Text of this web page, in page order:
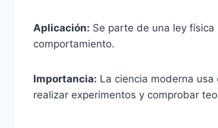
Aplicación: Se parte de una ley
comportamiento.
Importancia: La ciencia moderna
realizar experimentos y comprobar